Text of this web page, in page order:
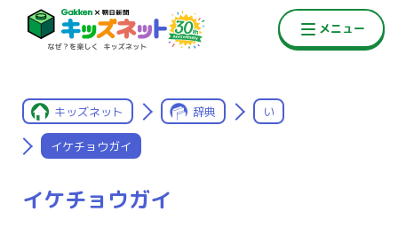
キッズネット 辞典 い
イケチョウガイ
イケチョウガイ